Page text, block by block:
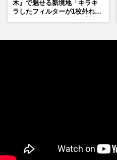
木』で魅せる新境地「キラキ
ラしたフィルターが1枚外れて